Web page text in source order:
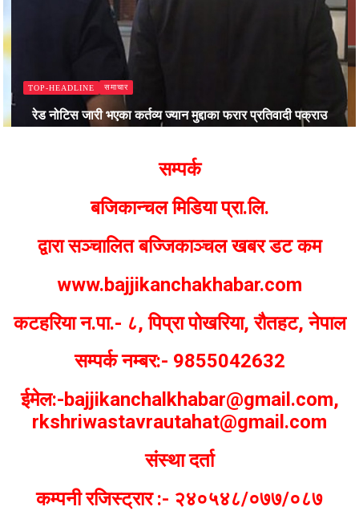
TOP-HEADLINE समाचार
रेड नोटिस जारी भएका कर्तव्य ज्यान मुद्दाका फरार प्रतिवादी पक्राउ
सम्पर्क
बजिकान्चल मिडिया प्रा.लि.
द्वारा सञ्चालित बज्जिकाञ्चल खबर डट कम
www.bajjikanchakhabar.com
कटहरिया न.पा.- ८, पिप्रा पोखरिया, रौतहट, नेपाल
सम्पर्क नम्बर:- 9855042632
ईमेल:-bajjikanchalkhabar@gmail.com,
rkshriwastavrautahat@gmail.com
संस्था दर्ता
कम्पनी रजिस्ट्रार :- २४०५४८/०७७/०८७